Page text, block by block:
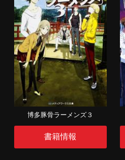
博多豚骨ラーメンズ３
書籍情報